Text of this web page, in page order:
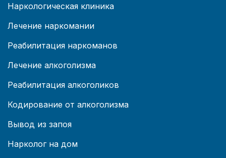
Наркологическая клиника
Лечение наркомании
Реабилитация наркоманов
Лечение алкоголизма
Реабилитация алкоголиков
Кодирование от алкоголизма
Вывод из запоя
Нарколог на дом